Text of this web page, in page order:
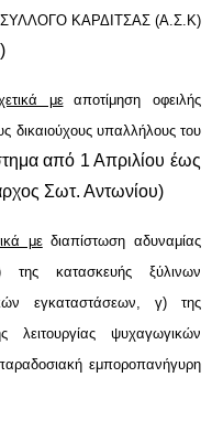
ΣΥΛΛΟΓΟ ΚΑΡΔΙΤΣΑΣ (Α.Σ.Κ)
με
αποτίμηση οφειλής
δικαιούχους υπαλλήλους του
από 1 Απριλίου έως
Σωτ. Αντωνίου)
μεδιαπίστωση αδυναμίας
κατασκευής ξύλινων
εγκαταστάσεων, γ) της
λειτουργίας ψυχαγωγικών
εμποροπανήγυρη